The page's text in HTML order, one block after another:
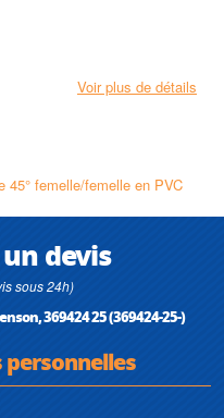
Voir plus de détails
45° femelle/femelle en PVC
devis
sous 24h)
369424 25 (369424-25-)